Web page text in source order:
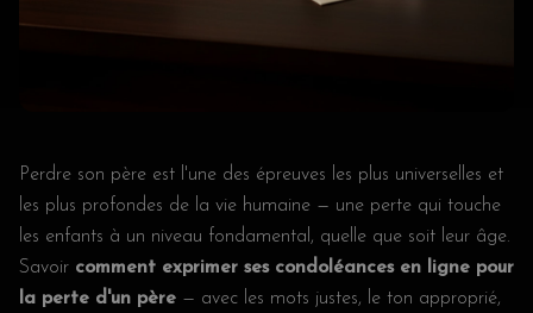
Perdre son père est l'une des épreuves les plus universelles et
les plus profondes de la vie humaine — une perte qui touche
les enfants à un niveau fondamental, quelle que soit leur âge.
Savoir comment exprimer ses condoléances en ligne pour
la perte d'un père — avec les mots justes, le ton approprié,